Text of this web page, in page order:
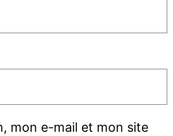
mon e-mail et mon site